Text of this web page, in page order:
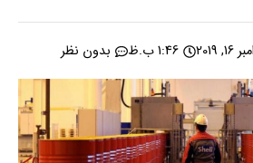
2019 1:46 ب.ظ بدون نظر